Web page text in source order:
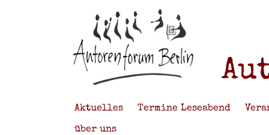
Aktuelles Termine Leseabend
über uns